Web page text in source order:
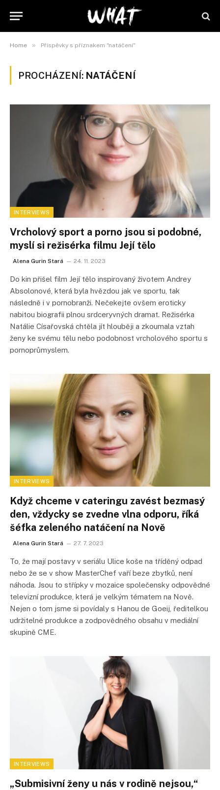
Home » Příspěvky s příznakem "natáčení"
PROCHÁZENÍ: NATÁČENÍ
INTERVIEWS
Vrcholový sport a porno jsou si podobné,
myslí si režisérka filmu Její tělo
Alena Gurin Stará 24. 11. 2023
Do kin přišel film Její tělo inspirovaný životem Andrey
Absolonové, která byla hvězdou jak ve sportu, tak
následně i v pornobranži. Nečekejte ovšem eroticky
nabitou biografii plnou srdceryvných dramat. Režisérka
Natálie Císařovská chtěla jít hlouběji a zkoumala vztah
ženy ke svému tělu nebo podobnost vrcholového sportu s
pornoprůmyslem.
INTERVIEWS
Když chceme v cateringu zavést bezmasý
den, vždycky se zvedne vlna odporu, říká
šéfka zeleného natáčení na Nově
Alena Gurin Stará 27. 7. 2023
To, že mají postavy v seriálu Ulice koše na tříděný odpad
nebo že se v show MasterChef vaří beze zbytků, není
náhoda. Jsou to střípky v mozaice společensky odpovědné
televizní produkce, která je velkým tématem na Nově.
Nejen o tom jsme si povídaly s Hanou de Goeij, ředitelkou
udržitelné produkce a zodpovědného obsahu v mediální
skupině CME.
INTERVIEWS
„Submisivní ženy u nás v rodině nejsou,“